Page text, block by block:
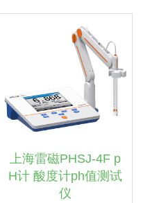
上海雷磁PHSJ-4F p
H计 酸度计ph值测试
仪